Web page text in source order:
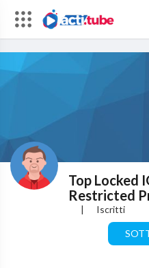
Top Locked
Restricted
| Iscritti